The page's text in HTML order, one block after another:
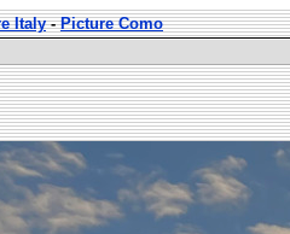
Italy-Picture Como